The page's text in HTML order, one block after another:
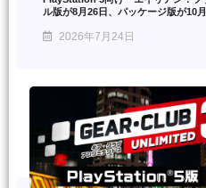
ル版が8月26日、パッケージ版が10
2026年7月24日